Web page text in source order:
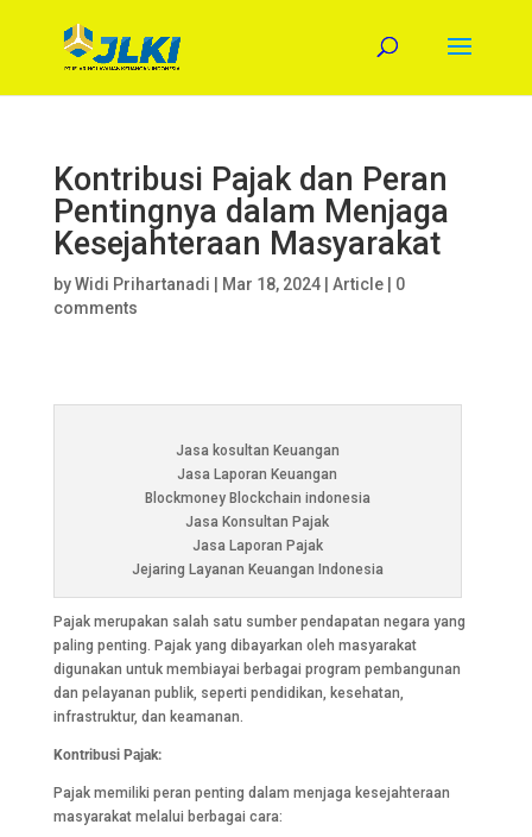
Kontribusi Pajak dan Peran
Pentingnya dalam Menjaga
Kesejahteraan Masyarakat
byWidi Prihartanadi Mar 18, 2024| Article| 0
comments
Jasa kosultan Keuangan
Jasa Laporan Keuangan
Blockmoney Blockchain indonesia
Jasa Konsultan Pajak
Jasa Laporan Pajak
Jejaring Layanan Keuangan Indonesia
Pajak merupakan salah satu sumber pendapatan negara yang
paling penting. Pajak yang dibayarkan oleh masyarakat
digunakan untuk membiayai berbagai program pembangunan
dan pelayanan publik, seperti pendidikan, kesehatan,
infrastruktur, dan keamanan.
Kontribusi Pajak:
Pajak memiliki peran penting dalam menjaga kesejahteraan
masyarakat melalui berbagai cara: